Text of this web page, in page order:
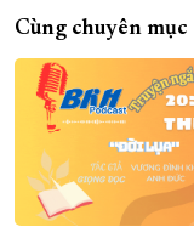
Cùng chuyên mục